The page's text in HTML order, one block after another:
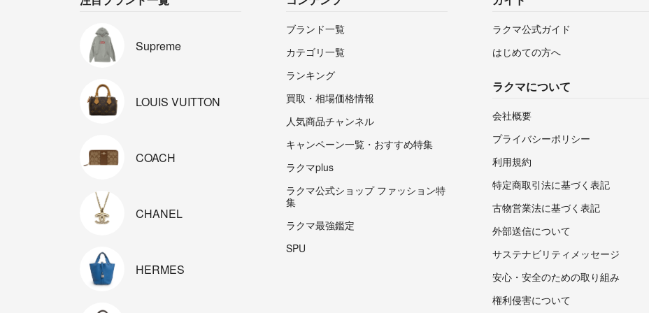
Supreme
LOUIS VUITTON
COACH
CHANEL
HERMES
ブランド一覧
カテゴリ一覧
ランキング
買取・相場価格情報
人気商品チャンネル
キャンペーン一覧・おすすめ特集
ラクマplus
ラクマ公式ショップ ファッション特
集
ラクマ最強鑑定
SPU
ラクマ公式ガイド
はじめての方へ
ラクマについて
会社概要
プライバシーポリシー
利用規約
特定商取引法に基づく表記
古物営業法に基づく表記
外部送信について
サステナビリティメッセージ
安心・安全のための取り組み
権利侵害について